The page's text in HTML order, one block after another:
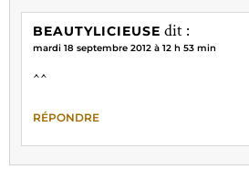
BEAUTYLICIEUSE dit :
mardi 18 septembre 2012 à 12 h 53 min
^^
RÉPONDRE